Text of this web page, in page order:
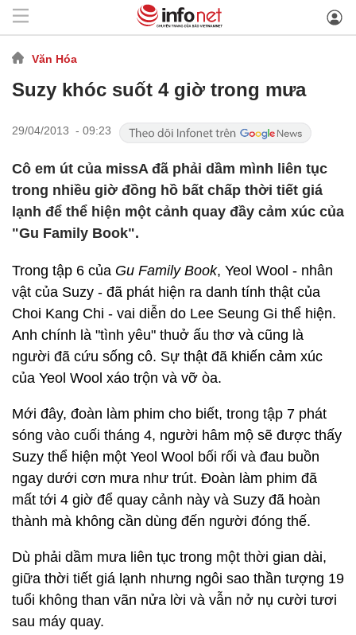
Văn Hóa
Suzy khóc suốt 4 giờ trong mưa
29/04/2013 - 09:23
Cô em út của missA đã phải dầm mình liên tục
trong nhiều giờ đồng hồ bất chấp thời tiết giá
lạnh để thể hiện một cảnh quay đầy cảm xúc của
"Gu Family Book".
Trong tập 6 của Gu Family Book, Yeol Wool - nhân
vật của Suzy - đã phát hiện ra danh tính thật của
Choi Kang Chi - vai diễn do Lee Seung Gi thể hiện.
Anh chính là "tình yêu" thuở ấu thơ và cũng là
người đã cứu sống cô. Sự thật đã khiến cảm xúc
của Yeol Wool xáo trộn và vỡ òa.
Mới đây, đoàn làm phim cho biết, trong tập 7 phát
sóng vào cuối tháng 4, người hâm mộ sẽ được thấy
Suzy thể hiện một Yeol Wool bối rối và đau buồn
ngay dưới cơn mưa như trút. Đoàn làm phim đã
mất tới 4 giờ để quay cảnh này và Suzy đã hoàn
thành mà không cần dùng đến người đóng thế.
Dù phải dầm mưa liên tục trong một thời gian dài,
giữa thời tiết giá lạnh nhưng ngôi sao thần tượng 19
tuổi không than vãn nửa lời và vẫn nở nụ cười tươi
sau máy quay.